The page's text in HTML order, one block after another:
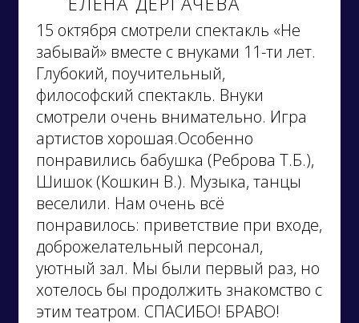
15 октября смотрели спектакль «Не
забывай» вместе с внуками 11-ти лет.
Глубокий, поучительный,
философский спектакль. Внуки
смотрели очень внимательно. Игра
артистов хорошая.Особенно
понравились бабушка (Реброва Т.Б.),
Шишок (Кошкин В.). Музыка, танцы
веселили. Нам очень всё
понравилось: приветствие при входе,
доброжелательный персонал,
уютный зал. Мы были первый раз, но
хотелось бы продолжить знакомство с
этим театром. СПАСИБО! БРАВО!